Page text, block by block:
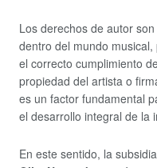
Los derechos de autor
dentro del mundo
el correcto cumplimiento
propiedad del artista o
es un factor fundamental
el desarrollo integral de la
En este sentido, la